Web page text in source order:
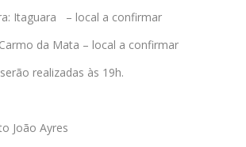
Itaguara – local a confirmar
da Mata – local a confirmar
realizadas às 19h.
João Ayres